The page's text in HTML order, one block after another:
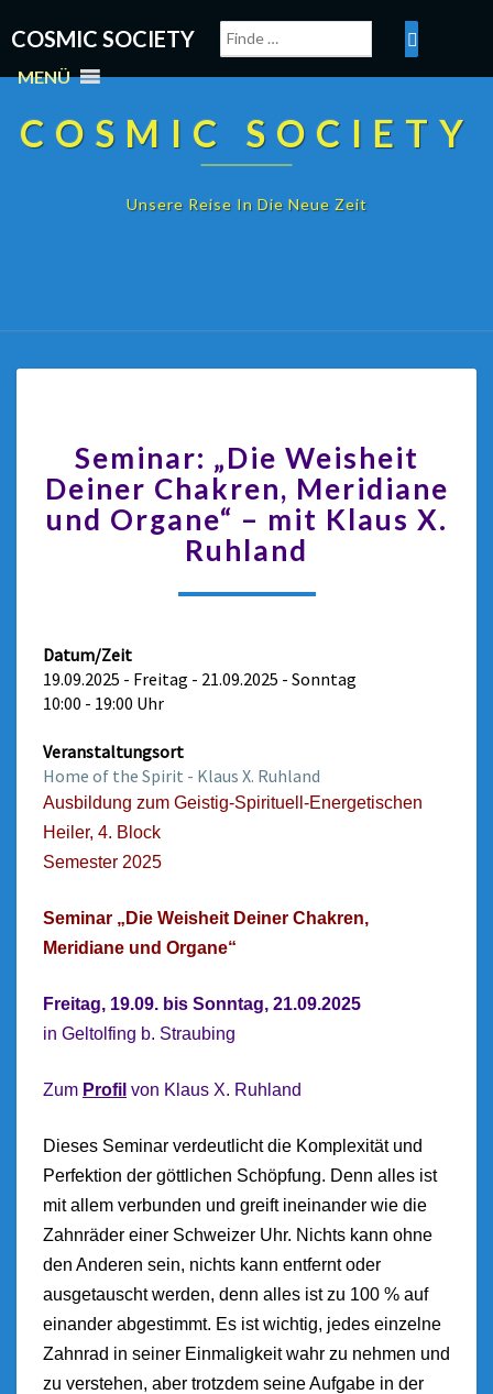
COSMIC SOCIETY
MENÜ
COSMIC SOCIETY
Unsere Reise In Die Neue Zeit
Seminar: „Die Weisheit
Deiner Chakren, Meridiane
und Organe“ – mit Klaus X.
Ruhland
Datum/Zeit
19.09.2025 - Freitag - 21.09.2025 - Sonntag
10:00 - 19:00 Uhr
Veranstaltungsort
Home of the Spirit - Klaus X. Ruhland
Ausbildung zum Geistig-Spirituell-Energetischen
Heiler, 4. Block
Semester 2025
Seminar „Die Weisheit Deiner Chakren,
Meridiane und Organe“
Freitag, 19.09. bis Sonntag, 21.09.2025
in Geltolfing b. Straubing
Zum Profil von Klaus X. Ruhland
Dieses Seminar verdeutlicht die Komplexität und
Perfektion der göttlichen Schöpfung. Denn alles ist
mit allem verbunden und greift ineinander wie die
Zahnräder einer Schweizer Uhr. Nichts kann ohne
den Anderen sein, nichts kann entfernt oder
ausgetauscht werden, denn alles ist zu 100 % auf
einander abgestimmt. Es ist wichtig, jedes einzelne
Zahnrad in seiner Einmaligkeit wahr zu nehmen und
zu verstehen, aber trotzdem seine Aufgabe in der